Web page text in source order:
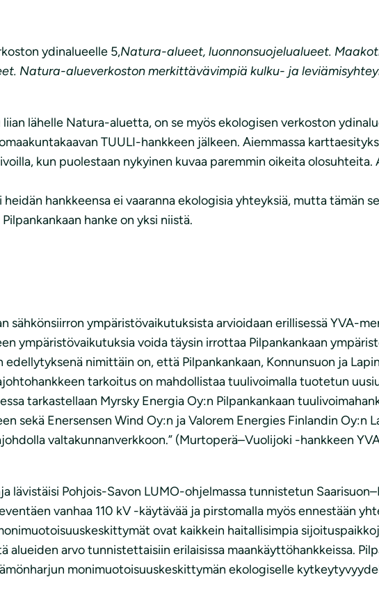
ydinalueelle 5,Natura-alueet, luonnonsuojelualueet.
Natura-alueverkoston merkittävävimpiä kulku- ja
lähelle Natura-aluetta, on se myös ekologisen verkoston
TUULI-hankkeen jälkeen. Aiemmassa
kun puolestaan nykyinen kuvaa paremmin oikeita
hankkeensa ei vaaranna ekologisia yhteyksiä, mutta tämän
hanke on yksi niistä.
sähkönsiirron ympäristövaikutuksista arvioidaan erillisessä YVA-
ympäristövaikutuksia voida täysin irrottaa Pilpankankaan
nimittäin on, että Pilpankankaan, Konnunsuon ja
tarkoitus on mahdollistaa tuulivoimalla tuotetun
tarkastellaan Myrsky Energia Oy:n Pilpankankaan
sekä Enersensen Wind Oy:n ja Valorem Energies Finlandin Oy:n
valtakunnanverkkoon.” (Murtoperä–Vuolijoki -hankkeen
lävistäisi Pohjois-Savon LUMO-ohjelmassa tunnistetun
vanhaa 110 kV -käytävää ja pirstomalla myös ennestään
ovat kaikkein haitallisimpia
alueiden arvo tunnistettaisiin erilaisissa maankäyttöhankkeissa.
monimuotoisuuskeskittymän ekologiselle